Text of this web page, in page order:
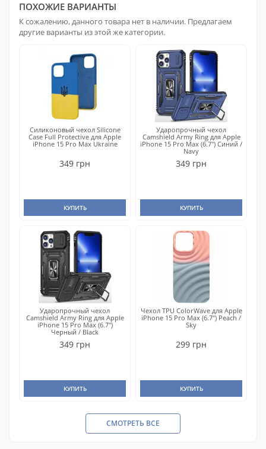
ПОХОЖИЕ ВАРИАНТЫ
К сожалению, данного товара нет в наличии. Предлагаем
другие варианты из этой же категории.
Силиконовый чехол Silicone
Case Full Protective для Apple
iPhone 15 Pro Max Ukraine
349 грн
КУПИТЬ
Ударопрочный чехол
Camshield Army Ring для Apple
iPhone 15 Pro Max (6.7") Синий /
Navy
349 грн
КУПИТЬ
Ударопрочный чехол
Camshield Army Ring для Apple
iPhone 15 Pro Max (6.7")
Черный / Black
349 грн
КУПИТЬ
Чехол TPU ColorWave для Apple
iPhone 15 Pro Max (6.7") Peach /
Sky
299 грн
КУПИТЬ
СМОТРЕТЬ ВСЕ